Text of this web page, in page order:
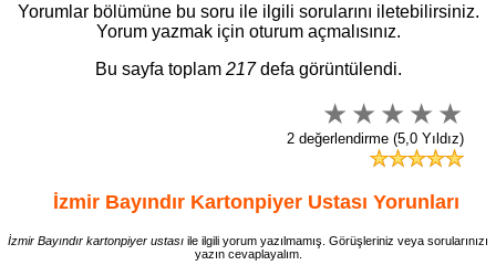
Yorumlar bölümüne bu soru ile ilgili sorularını iletebilirsiniz.
Yorum yazmak için oturum açmalısınız.
Bu sayfa toplam 217defa görüntülendi.
2 değerlendirme (5,0 Yıldız)
İzmir Bayındır Kartonpiyer Ustası Yorunları
İzmir Bayındır kartonpiyer ustası ile ilgili yorum yazılmamış. Görüşleriniz veya sorularınızı
yazın cevaplayalım.